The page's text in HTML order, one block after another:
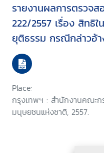
รายงานผลการตรวจส
222/2557 เรื่อง สิทธิใ
ยุติธรรม กรณีกล่าวอ้า
ตำรวจกล่าวหาว่าลักทรั
ทรัพย์โดยไม่ชอบ
Place:
กรุงเทพฯ : สำนักงานคณะก
มนุษยชนแห่งชาติ, 2557.